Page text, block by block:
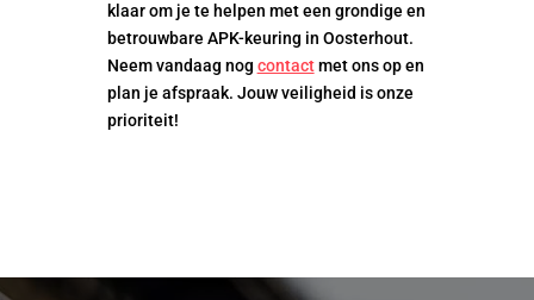
klaar om je te helpen met een grondige en
betrouwbare APK-keuring in Oosterhout.
Neem vandaag nog contactmet ons op en
plan je afspraak. Jouw veiligheid is onze
prioriteit!